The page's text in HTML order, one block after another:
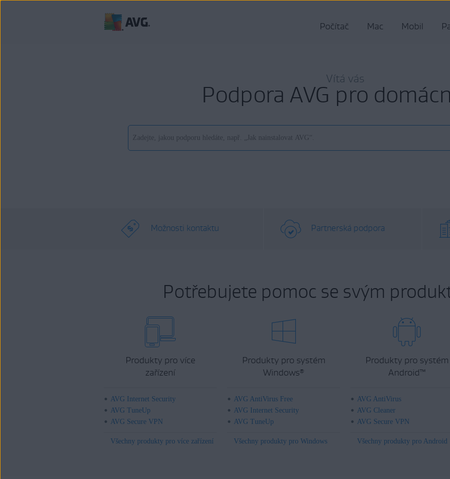
Počítač Mac Mobil
Vítá vás
Podpora AVG pro
Možnosti kontaktu Partnerská podpora
Potřebujete pomoc se svým
Produkty pro více
zařízení
AVG Internet Security
AVG TuneUp
AVG Secure VPN
Všechny produkty pro více zařízení
Produkty pro systém
Windows®
AVG AntiVirus Free
AVG Internet Security
AVG TuneUp
Všechny produkty pro Windows
Produkty pro systém
Android™
AVG AntiVirus
AVG Cleaner
AVG Secure VPN
Všechny produkty pro Android